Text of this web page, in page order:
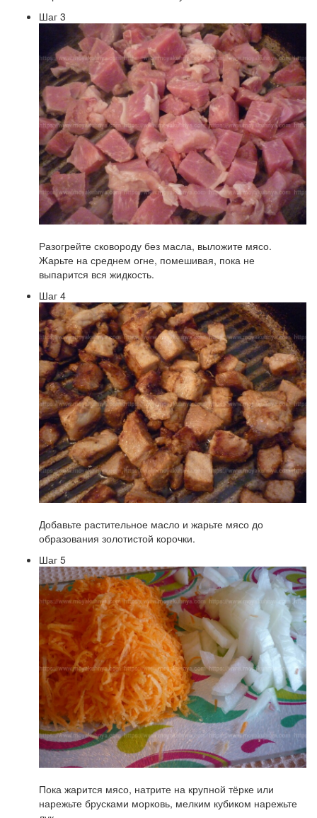
Шаг 3
Разогрейте сковороду без масла, выложите мясо.
Жарьте на среднем огне, помешивая, пока не
выпарится вся жидкость.
Шаг 4
Добавьте растительное масло и жарьте мясо до
образования золотистой корочки.
Шаг 5
Пока жарится мясо, натрите на крупной тёрке или
нарежьте брусками морковь, мелким кубиком нарежьте